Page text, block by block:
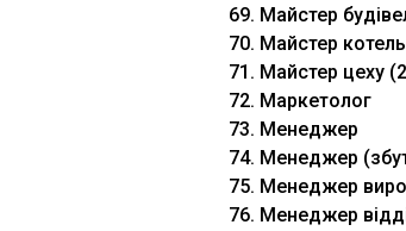
69. Майстер
70. Майстер
71. Майстер цеху
72. Маркетолог
73. Менеджер
74. Менеджер
75. Менеджер
76. Менеджер